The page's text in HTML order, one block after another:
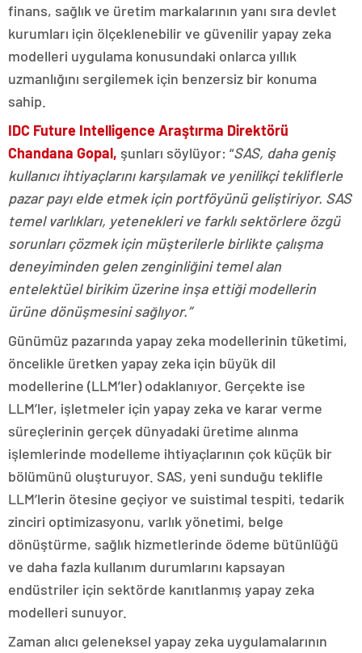
finans, sağlık ve üretim markalarının yanı sıra devlet
kurumları için ölçeklenebilir ve güvenilir yapay zeka
modelleri uygulama konusundaki onlarca yıllık
uzmanlığını sergilemek için benzersiz bir konuma
sahip.
IDC Future Intelligence Araştırma Direktörü
Chandana Gopal, şunları söylüyor: “SAS, daha geniş
kullanıcı ihtiyaçlarını karşılamak ve yenilikçi tekliflerle
pazar payı elde etmek için portföyünü geliştiriyor. SAS
temel varlıkları, yetenekleri ve farklı sektörlere özgü
sorunları çözmek için müşterilerle birlikte çalışma
deneyiminden gelen zenginliğini temel alan
entelektüel birikim üzerine inşa ettiği modellerin
ürüne dönüşmesini sağlıyor.”
Günümüz pazarında yapay zeka modellerinin tüketimi,
öncelikle üretken yapay zeka için büyük dil
modellerine (LLM’ler) odaklanıyor. Gerçekte ise
LLM’ler, işletmeler için yapay zeka ve karar verme
süreçlerinin gerçek dünyadaki üretime alınma
işlemlerinde modelleme ihtiyaçlarının çok küçük bir
bölümünü oluşturuyor. SAS, yeni sunduğu teklifle
LLM’lerin ötesine geçiyor ve suistimal tespiti, tedarik
zinciri optimizasyonu, varlık yönetimi, belge
dönüştürme, sağlık hizmetlerinde ödeme bütünlüğü
ve daha fazla kullanım durumlarını kapsayan
endüstriler için sektörde kanıtlanmış yapay zeka
modelleri sunuyor.
Zaman alıcı geleneksel yapay zeka uygulamalarının